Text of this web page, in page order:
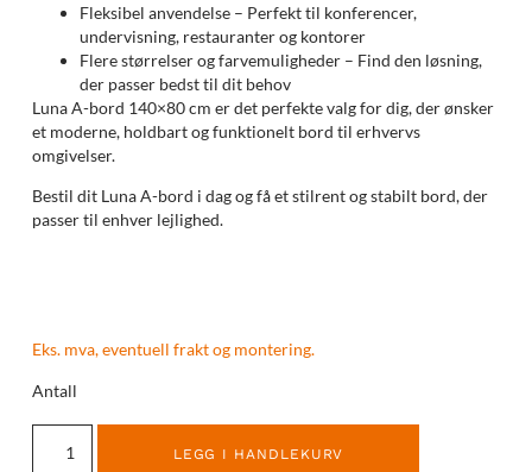
Fleksibel anvendelse – Perfekt til konferencer,
undervisning, restauranter og kontorer
Flere størrelser og farvemuligheder – Find den løsning,
der passer bedst til dit behov
Luna A-bord 140×80 cm er det perfekte valg for dig, der ønsker
et moderne, holdbart og funktionelt bord til erhvervs
omgivelser.
Bestil dit Luna A-bord i dag og få et stilrent og stabilt bord, der
passer til enhver lejlighed.
Eks. mva, eventuell frakt og montering.
Antall
LEGG I HANDLEKURV